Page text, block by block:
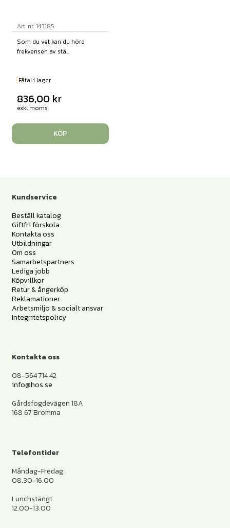
Art. nr: 143185
Som du vet kan du höra
frekvensen av stä...
Fåtal i lager
836,00 kr
exkl moms
KÖP
Kundservice
Beställ katalog
Giftfri förskola
Kontakta oss
Utbildningar
Om oss
Samarbetspartners
Lediga jobb
Köpvillkor
Retur & ångerköp
Reklamationer
Arbetsmiljö & socialt ansvar
Integritetspolicy
Kontakta oss
08-564 714 42
info@hos.se
Gårdsfogdevägen 18A
168 67 Bromma
Telefontider
Måndag-Fredag
08.30-16.00
Lunchstängt
12.00-13.00